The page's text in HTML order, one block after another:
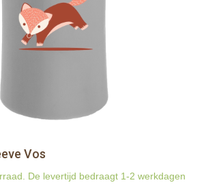
Vos
De levertijd bedraagt 1-2 werkdagen